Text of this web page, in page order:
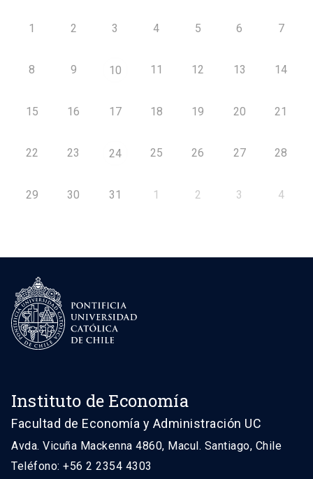
1 2 3 4 5 6 7
8 9 10 11 12 13 14
15 16 17 18 19 20 21
22 23 24 25 26 27 28
29 30 31 1 2 3 4
Instituto de Economía
Facultad de Economía y Administración UC
Avda. Vicuña Mackenna 4860, Macul. Santiago, Chile
Teléfono: +56 2 2354 4303